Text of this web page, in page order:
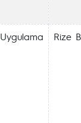
Uygulama Rize